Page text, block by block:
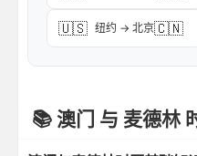
🇺🇸 纽约 → 北京🇨🇳
📚 澳门 与 麦德林